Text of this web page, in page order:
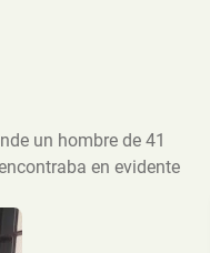
un hombre de 41
en evidente